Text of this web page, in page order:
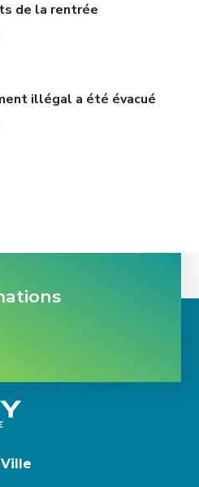
de la rentrée
illégal a été évacué